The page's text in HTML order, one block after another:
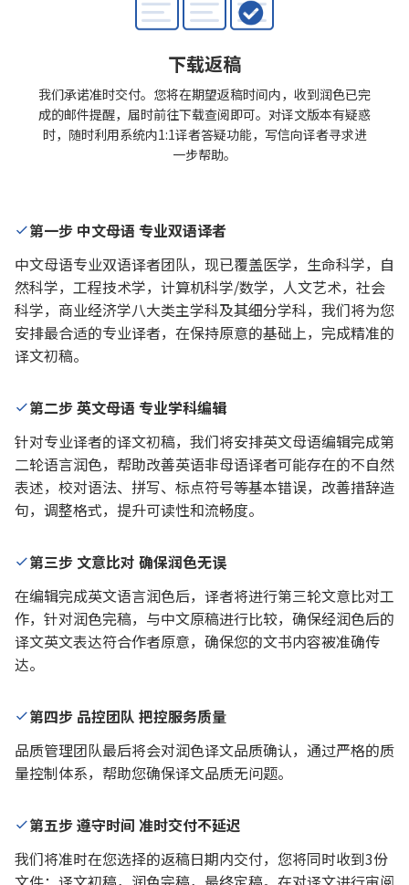
下载返稿
我们承诺准时交付。您将在期望返稿时间内，收到润色已完
成的邮件提醒，届时前往下载查阅即可。对译文版本有疑惑
时，随时利用系统内1:1译者答疑功能，写信向译者寻求进
中文母语专业双语译者团队，现已覆盖医学，生命科学，自
然科学，工程技术学，计算机科学/数学，人文艺术，社会
科学，商业经济学八大类主学科及其细分学科，我们将为您
安排最合适的专业译者，在保持原意的基础上，完成精准的
针对专业译者的译文初稿，我们将安排英文母语编辑完成第
二轮语言润色，帮助改善英语非母语译者可能存在的不自然
表述，校对语法、拼写、标点符号等基本错误，改善措辞造
在编辑完成英文语言润色后，译者将进行第三轮文意比对工
作，针对润色完稿，与中文原稿进行比较，确保经润色后的
译文英文表达符合作者原意，确保您的文书内容被准确传
品质管理团队最后将会对润色译文品质确认，通过严格的质
我们将准时在您选择的返稿日期内交付，您将同时收到3份